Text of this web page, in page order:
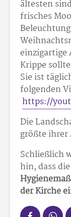
ältesten
frisches
einzigartige
Krippe
Sie ist
folgenden
https://
Die
größte ihrer
Schließlich
hin, dass die
der Kirche